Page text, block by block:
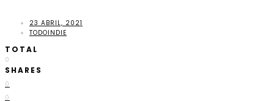
23 ABRIL, 2021
TODOINDIE
TOTAL
0
SHARES
0
0